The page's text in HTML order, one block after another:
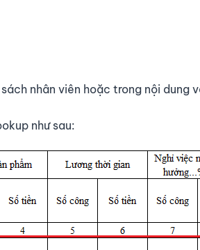
nhân viên hoặc trong nội dung
như sau: